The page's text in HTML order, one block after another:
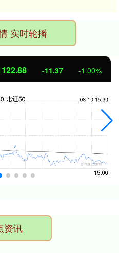
实时轮播
-11.37 -1.00%
资讯